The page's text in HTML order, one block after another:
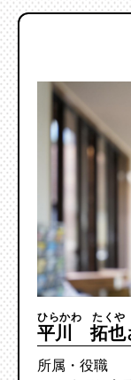
平川 拓也
ひらかわ たくや
所属・役職